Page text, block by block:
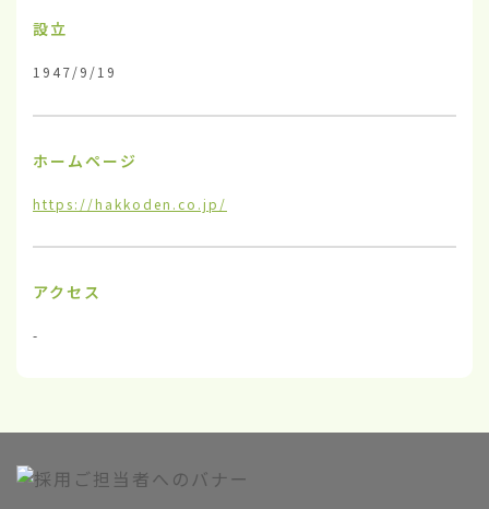
設立
1947/9/19
ホームページ
https://hakkoden.co.jp/
アクセス
-